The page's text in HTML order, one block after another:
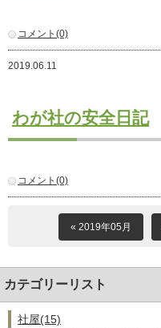
不動産情報
コメント(0)
2019.06.11
わが社の安全日記
コメント(0)
« 2019年05月
カテゴリーリスト
社屋(15)